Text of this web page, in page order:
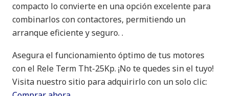
compacto lo convierte en una opción excelente para
combinarlos con contactores, permitiendo un
arranque eficiente y seguro. .
Asegura el funcionamiento óptimo de tus motores
con el Rele Term Tht-25Kp. ¡No te quedes sin el tuyo!
Visita nuestro sitio para adquirirlo con un solo clic: